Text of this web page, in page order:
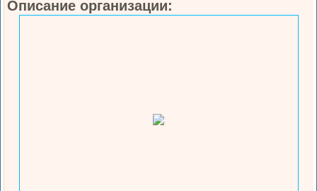
Описание организации: